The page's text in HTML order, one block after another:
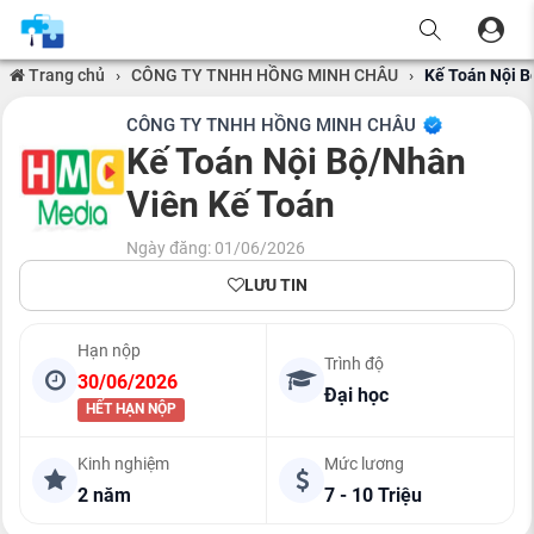
Trang chủ › CÔNG TY TNHH HỒNG MINH CHÂU › Kế Toán Nội
CÔNG TY TNHH HỒNG MINH CHÂU
Kế Toán Nội Bộ/Nhân
Viên Kế Toán
Ngày đăng: 01/06/2026
LƯU TIN
Hạn nộp
30/06/2026
HẾT HẠN NỘP
Trình độ
Đại học
Kinh nghiệm
2 năm
Mức lương
7 - 10 Triệu